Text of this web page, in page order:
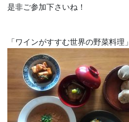
是非ご参加下さいね！
「ワインがすすむ世界の野菜料理」